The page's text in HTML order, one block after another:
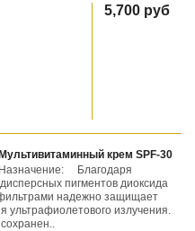
5,700 руб
Мультивитаминный крем SPF-30
Назначение: Благодаря
пигментов диоксида
надежно защищает
ультрафиолетового излучения.